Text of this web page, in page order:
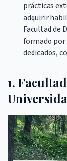
prácticas
adquirir
Facultad de
formado por
dedicados,
1.